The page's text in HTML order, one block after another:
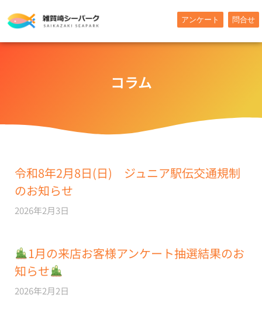
容
アンケート 問合せ
コラム
令和8年2月8日(日) ジュニア駅伝交通規制
のお知らせ
2026年2月3日
1月の来店お客様アンケート抽選結果のお
知らせ
2026年2月2日
ペ ペ
ペ ペ
ペ